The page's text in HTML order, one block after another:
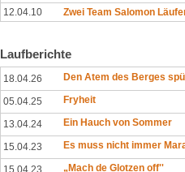
12.04.10
Zwei Team Salomon
Laufberichte
18.04.26 Den Atem des Berges
05.04.25 Fryheit
13.04.24 Ein Hauch von Sommer
15.04.23 Es muss nicht immer
15.04.23 „Mach de Glotzen off''